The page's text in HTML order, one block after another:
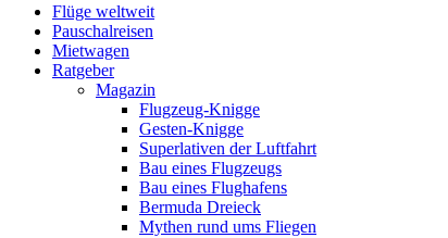
Flüge weltweit
Pauschalreisen
Mietwagen
Ratgeber
Magazin
Flugzeug-Knigge
Gesten-Knigge
Superlativen der Luftfahrt
Bau eines Flugzeugs
Bau eines Flughafens
Bermuda Dreieck
Mythen rund ums Fliegen